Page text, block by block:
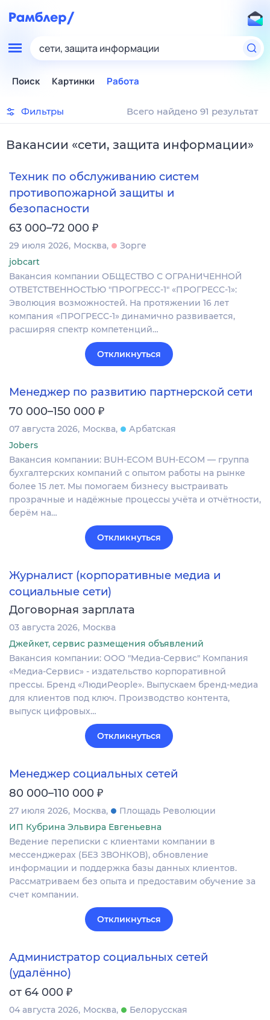
сети, защита информации
Поиск Картинки Работа
Фильтры Всего найдено 91 результат
Вакансии «сети, защита информации»
Техник по обслуживанию систем
противопожарной защиты и
безопасности
63 000–72 000 ₽
29 июля 2026 Москва
Зорге
jobcart
Вакансия компании ОБЩЕСТВО С ОГРАНИЧЕННОЙ
ОТВЕТСТВЕННОСТЬЮ "ПРОГРЕСС-1" «ПРОГРЕСС-1»:
Эволюция возможностей. На протяжении 16 лет
компания «ПРОГРЕСС-1» динамично развивается,
расширяя спектр компетенций…
Откликнуться
Менеджер по развитию партнерской сети
70 000–150 000 ₽
07 августа 2026 Москва
Арбатская
Jobers
Вакансия компании: BUH-ECOM BUH‑ECOM — группа
бухгалтерских компаний с опытом работы на рынке
более 15 лет. Мы помогаем бизнесу выстраивать
прозрачные и надёжные процессы учёта и отчётности,
берём на…
Откликнуться
Журналист (корпоративные медиа и
социальные сети)
Договорная зарплата
03 августа 2026 Москва
Джейкет, сервис размещения объявлений
Вакансия компании: ООО "Медиа-Сервис" Компания
«Медиа-Сервис» - издательство корпоративной
прессы. Бренд «ЛюдиPeople». Выпускаем бренд-медиа
для клиентов под ключ. Производство контента,
выпуск цифровых…
Откликнуться
Менеджер социальных сетей
80 000–110 000 ₽
27 июля 2026 Москва
Площадь Революции
ИП Кубрина Эльвира Евгеньевна
Ведение переписки с клиентами компании в
мессенджерах (БЕЗ ЗВОНКОВ), обновление
информации и поддержка базы данных клиентов.
Рассматриваем без опыта и предоставим обучение за
счет компании.
Откликнуться
Администратор социальных сетей
(удалённо)
от 64 000 ₽
04 августа 2026 Москва
Белорусская